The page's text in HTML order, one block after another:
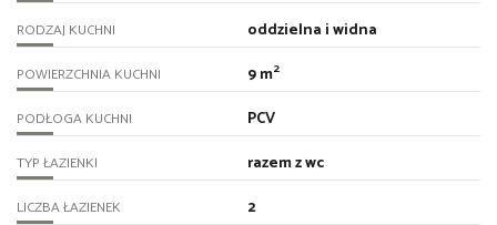
RODZAJ KUCHNI oddzielna i widna
POWIERZCHNIA KUCHNI 9 m2
PODŁOGA KUCHNI PCV
TYP ŁAZIENKI razem z wc
LICZBA ŁAZIENEK 2